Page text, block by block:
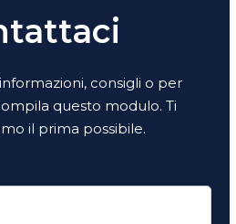
consigli o per
questo modulo. Ti
il prima possibile.